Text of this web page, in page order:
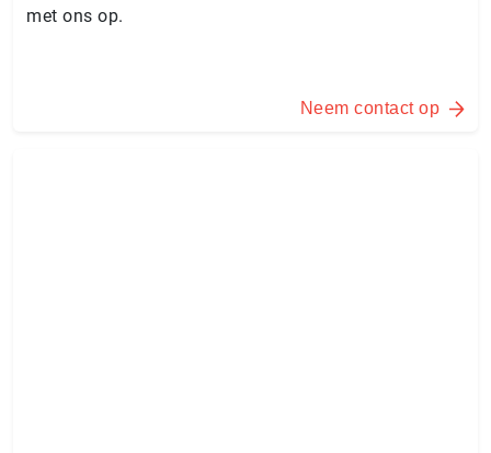
met ons op.
Neem contact op